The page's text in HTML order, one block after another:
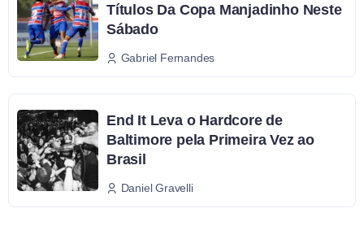
Títulos Da Copa Manjadinho Neste
Sábado
Gabriel Fernandes
End It Leva o Hardcore de
Baltimore pela Primeira Vez ao
Brasil
Daniel Gravelli